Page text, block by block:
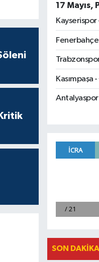
17 Mayıs,
Kayserispor
Kasımpaşa
SON DAKIKA